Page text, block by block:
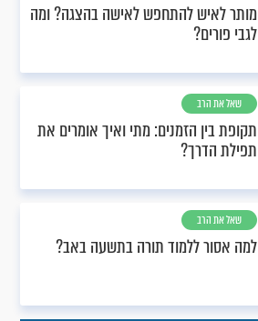
מותר לאיש להתחפש לאישה בהצגה? ומה
לגבי פורים?
שאל את הרב
תקופת בין הזמנים: מתי ואיך אומרים את
תפילת הדרך?
שאל את הרב
למה אסור ללמוד תורה בתשעה באב?